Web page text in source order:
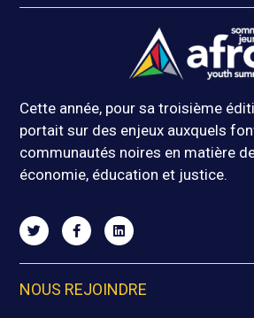
Cette année, pour sa troisième
portait sur des enjeux auxquels
communautés noires en matière
économie, éducation et justice.
NOUS REJOINDRE